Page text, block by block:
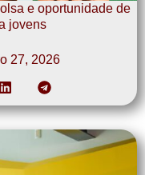
e oportunidade de
jovens
27, 2026